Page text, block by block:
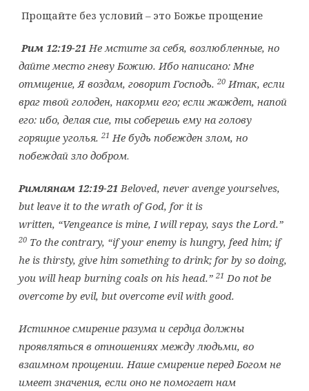
Прощайте без условий – это Божье прощение
Рим 12:19-21 Не мстите за себя, возлюбленные, но
дайте место гневу Божию. Ибо написано: Мне
отмщение, Я воздам, говорит Господь. 20 Итак, если
враг твой голоден, накорми его; если жаждет, напой
его: ибо, делая сие, ты соберешь ему на голову
горящие уголья. 21 Не будь побежден злом, но
побеждай зло добром.
Римлянам 12:19-21 Beloved, never avenge yourselves,
but leave it to the wrath of God, for it is
written, “Vengeance is mine, I will repay, says the Lord.”
20To the contrary, “if your enemy is hungry, feed him; if
he is thirsty, give him something to drink; for by so doing,
you will heap burning coals on his head.” 21 Do not be
overcome by evil, but overcome evil with good.
Истинное смирение разума и сердца должны
проявляться в отношениях между людьми, во
взаимном прощении. Наше смирение перед Богом не
имеет значения, если оно не помогает нам